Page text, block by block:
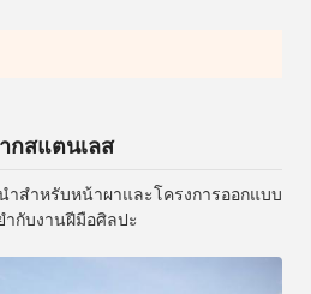
กสแตนเลส
สําหรับหน้าผาและโครงการออกแบบ
ากับงานฝีมือศิลปะ